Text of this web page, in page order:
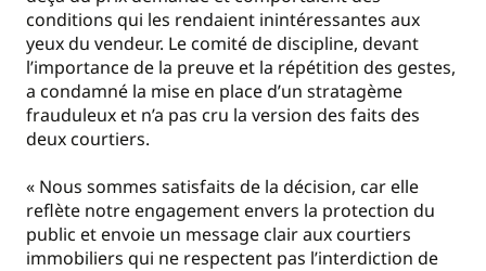
conditions qui les rendaient inintéressantes aux
yeux du vendeur. Le comité de discipline, devant
l’importance de la preuve et la répétition des gestes,
a condamné la mise en place d’un stratagème
frauduleux et n’a pas cru la version des faits des
deux courtiers.
« Nous sommes satisfaits de la décision, car elle
reflète notre engagement envers la protection du
public et envoie un message clair aux courtiers
immobiliers qui ne respectent pas l’interdiction de